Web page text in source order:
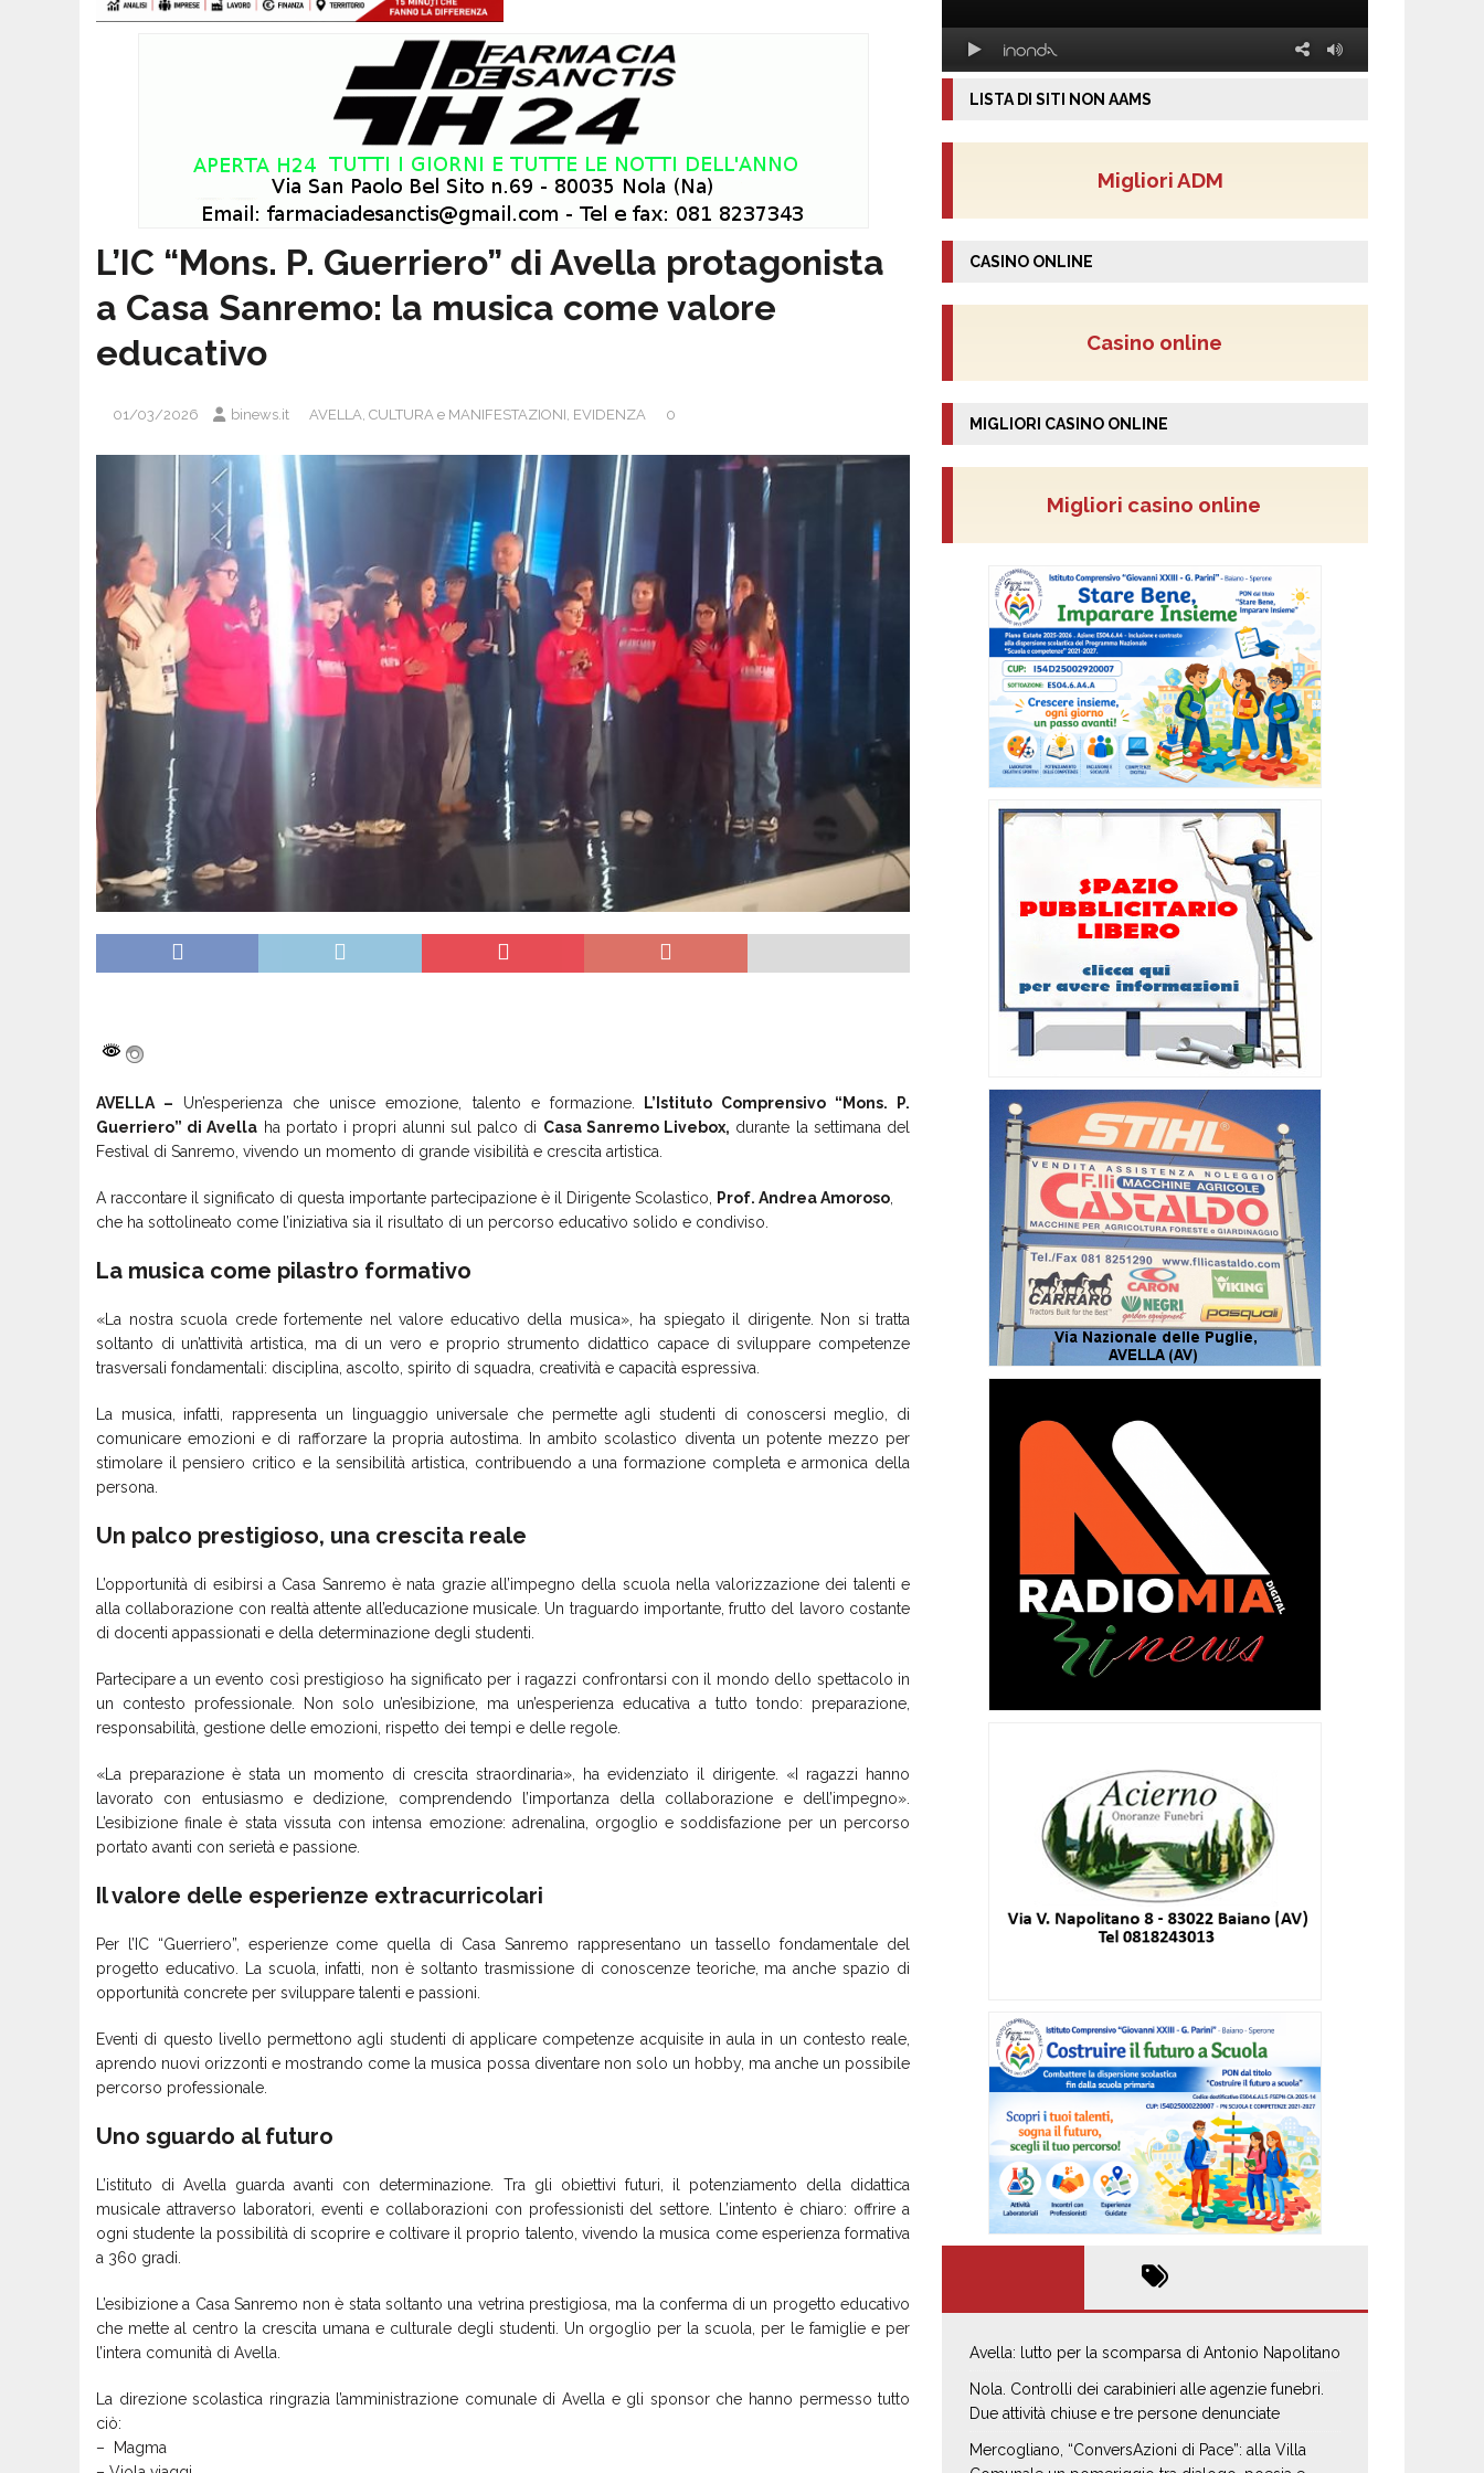
L’IC “Mons. P. Guerriero” di Avella protagonista
a Casa Sanremo: la musica come valore
educativo
01/03/2026 binews.it AVELLA, CULTURA e MANIFESTAZIONI, EVIDENZA 0
AVELLA – Un’esperienza che unisce emozione, talento e formazione.
L’Istituto Comprensivo “Mons. P.
Guerriero” di Avella ha portato i propri alunni sul palco di Casa Sanremo Livebox, durante la settimana del
Festival di Sanremo , vivendo un momento di grande visibilità e crescita artistica.
A raccontare il significato di questa importante partecipazione è il Dirigente Scolastico, Prof. Andrea Amoroso
che ha sottolineato come l’iniziativa sia il risultato di un percorso educativo solido e condiviso.
La musica come pilastro formativo
«La nostra scuola crede fortemente nel valore educativo della musica», ha spiegato il dirigente. Non si tratta
soltanto di un’attività artistica, ma di un vero e proprio strumento didattico capace di sviluppare competenze
trasversali fondamentali: disciplina, ascolto, spirito di squadra, creatività e capacità espressiva.
La musica, infatti, rappresenta un linguaggio universale che permette agli studenti di conoscersi meglio, di
comunicare emozioni e di rafforzare la propria autostima. In ambito scolastico diventa un potente mezzo per
stimolare il pensiero critico e la sensibilità artistica, contribuendo a una formazione completa e armonica della
persona.
Un palco prestigioso, una crescita reale
L’opportunità di esibirsi a Casa Sanremo è nata grazie all’impegno della scuola nella valorizzazione dei talenti e
alla collaborazione con realtà attente all’educazione musicale. Un traguardo importante, frutto del lavoro costante
di docenti appassionati e della determinazione degli studenti.
Partecipare a un evento così prestigioso ha significato per i ragazzi confrontarsi con il mondo dello spettacolo in
un contesto professionale. Non solo un’esibizione, ma un’esperienza educativa a tutto tondo: preparazione,
responsabilità, gestione delle emozioni, rispetto dei tempi e delle regole.
«La preparazione è stata un momento di crescita straordinaria», ha evidenziato il dirigente. «I ragazzi hanno
lavorato con entusiasmo e dedizione, comprendendo l’importanza della collaborazione e dell’impegno».
L’esibizione finale è stata vissuta con intensa emozione: adrenalina, orgoglio e soddisfazione per un percorso
portato avanti con serietà e passione.
Il valore delle esperienze extracurricolari
Per l’IC “Guerriero”, esperienze come quella di Casa Sanremo rappresentano un tassello fondamentale del
progetto educativo. La scuola, infatti, non è soltanto trasmissione di conoscenze teoriche, ma anche spazio di
opportunità concrete per sviluppare talenti e passioni.
Eventi di questo livello permettono agli studenti di applicare competenze acquisite in aula in un contesto reale,
aprendo nuovi orizzonti e mostrando come la musica possa diventare non solo un hobby, ma anche un possibile
percorso professionale.
Uno sguardo al futuro
L’istituto di Avella guarda avanti con determinazione. Tra gli obiettivi futuri, il potenziamento della didattica
musicale attraverso laboratori, eventi e collaborazioni con professionisti del settore. L’intento è chiaro: offrire a
ogni studente la possibilità di scoprire e coltivare il proprio talento, vivendo la musica come esperienza formativa
a 360 gradi.
L’esibizione a Casa Sanremo non è stata soltanto una vetrina prestigiosa, ma la conferma di un progetto educativo
che mette al centro la crescita umana e culturale degli studenti. Un orgoglio per la scuola, per le famiglie e per
l’intera comunità di Avella.
La direzione scolastica ringrazia l’amministrazione comunale di Avella e gli sponsor che hanno permesso tutto
ciò:
– Magma
LISTA DI SITI NON AAMS
Migliori ADM
CASINO ONLINE
Casino online
MIGLIORI CASINO ONLINE
Migliori casino online
Avella: lutto per la scomparsa di Antonio Napolitano
Nola. Controlli dei carabinieri alle agenzie funebri.
Due attività chiuse e tre persone denunciate
Mercogliano, “ConversAzioni di Pace”: alla Villa